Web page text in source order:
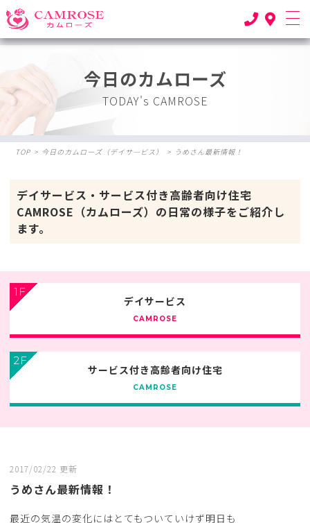
今日のカムローズ
TODAY's CAMROSE
TOP > 今日のカムローズ（デイサ―ビス） > うめさん最新情報！
デイサービス・サービス付き高齢者向け住宅
CAMROSE（カムローズ）の日常の様子をご紹介し
ます。
1F
デイサービス
CAMROSE
2F
サービス付き高齢者向け住宅
CAMROSE
2017/02/22 更新
うめさん最新情報！
最近の気温の変化にはとてもついていけず明日も